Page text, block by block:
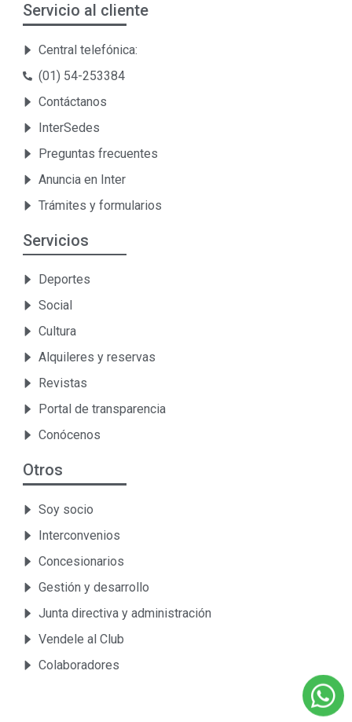
Servicio al cliente
Central telefónica:
(01) 54-253384
Contáctanos
InterSedes
Preguntas frecuentes
Anuncia en Inter
Trámites y formularios
Servicios
Deportes
Social
Cultura
Alquileres y reservas
Revistas
Portal de transparencia
Conócenos
Otros
Soy socio
Interconvenios
Concesionarios
Gestión y desarrollo
Junta directiva y administración
Vendele al Club
Colaboradores